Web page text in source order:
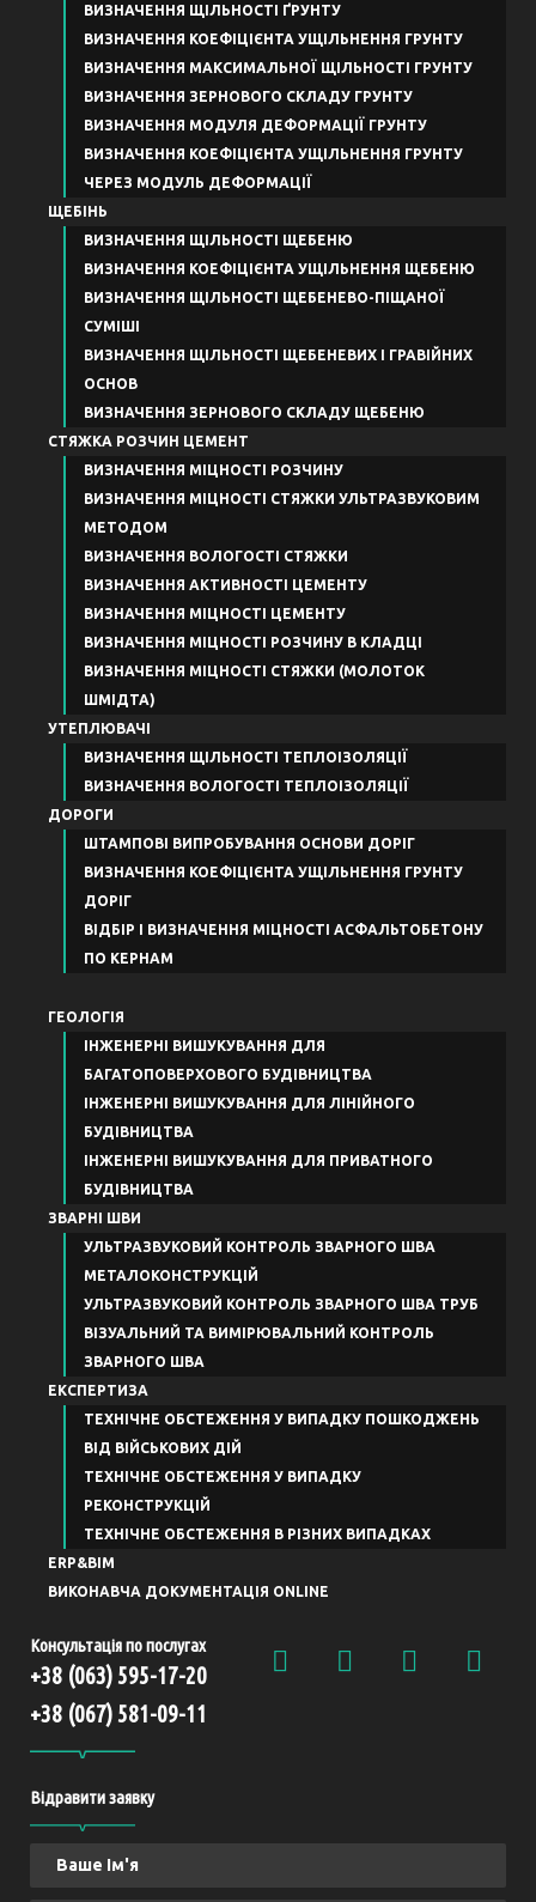
ВИЗНАЧЕННЯ ЩІЛЬНОСТІ ҐРУНТУ
ВИЗНАЧЕННЯ КОЕФІЦІЄНТА УЩІЛЬНЕННЯ ГРУНТУ
ВИЗНАЧЕННЯ МАКСИМАЛЬНОЇ ЩІЛЬНОСТІ ГРУНТУ
ВИЗНАЧЕННЯ ЗЕРНОВОГО СКЛАДУ ГРУНТУ
ВИЗНАЧЕННЯ МОДУЛЯ ДЕФОРМАЦІЇ ГРУНТУ
ВИЗНАЧЕННЯ КОЕФІЦІЄНТА УЩІЛЬНЕННЯ ГРУНТУ
ЧЕРЕЗ МОДУЛЬ ДЕФОРМАЦІЇ
ЩЕБІНЬ
ВИЗНАЧЕННЯ ЩІЛЬНОСТІ ЩЕБЕНЮ
ВИЗНАЧЕННЯ КОЕФІЦІЄНТА УЩІЛЬНЕННЯ ЩЕБЕНЮ
ВИЗНАЧЕННЯ ЩІЛЬНОСТІ ЩЕБЕНЕВО-ПІЩАНОЇ
СУМІШІ
ВИЗНАЧЕННЯ ЩІЛЬНОСТІ ЩЕБЕНЕВИХ І ГРАВІЙНИХ
ОСНОВ
ВИЗНАЧЕННЯ ЗЕРНОВОГО СКЛАДУ ЩЕБЕНЮ
СТЯЖКА РОЗЧИН ЦЕМЕНТ
ВИЗНАЧЕННЯ МІЦНОСТІ РОЗЧИНУ
ВИЗНАЧЕННЯ МІЦНОСТІ СТЯЖКИ УЛЬТРАЗВУКОВИМ
МЕТОДОМ
ВИЗНАЧЕННЯ ВОЛОГОСТІ СТЯЖКИ
ВИЗНАЧЕННЯ АКТИВНОСТІ ЦЕМЕНТУ
ВИЗНАЧЕННЯ МІЦНОСТІ ЦЕМЕНТУ
ВИЗНАЧЕННЯ МІЦНОСТІ РОЗЧИНУ В КЛАДЦІ
ВИЗНАЧЕННЯ МІЦНОСТІ СТЯЖКИ (МОЛОТОК
ШМІДТА)
УТЕПЛЮВАЧІ
ВИЗНАЧЕННЯ ЩІЛЬНОСТІ ТЕПЛОІЗОЛЯЦІЇ
ВИЗНАЧЕННЯ ВОЛОГОСТІ ТЕПЛОІЗОЛЯЦІЇ
ДОРОГИ
ШТАМПОВІ ВИПРОБУВАННЯ ОСНОВИ ДОРІГ
ВИЗНАЧЕННЯ КОЕФІЦІЄНТА УЩІЛЬНЕННЯ ГРУНТУ
ДОРІГ
ВІДБІР І ВИЗНАЧЕННЯ МІЦНОСТІ АСФАЛЬТОБЕТОНУ
ПО КЕРНАМ
ГЕОЛОГІЯ
ІНЖЕНЕРНІ ВИШУКУВАННЯ ДЛЯ
БАГАТОПОВЕРХОВОГО БУДІВНИЦТВА
ІНЖЕНЕРНІ ВИШУКУВАННЯ ДЛЯ ЛІНІЙНОГО
БУДІВНИЦТВА
ІНЖЕНЕРНІ ВИШУКУВАННЯ ДЛЯ ПРИВАТНОГО
БУДІВНИЦТВА
ЗВАРНІ ШВИ
УЛЬТРАЗВУКОВИЙ КОНТРОЛЬ ЗВАРНОГО ШВА
МЕТАЛОКОНСТРУКЦІЙ
УЛЬТРАЗВУКОВИЙ КОНТРОЛЬ ЗВАРНОГО ШВА ТРУБ
ВІЗУАЛЬНИЙ ТА ВИМІРЮВАЛЬНИЙ КОНТРОЛЬ
ЗВАРНОГО ШВА
ЕКСПЕРТИЗА
ТЕХНІЧНЕ ОБСТЕЖЕННЯ У ВИПАДКУ ПОШКОДЖЕНЬ
ВІД ВІЙСЬКОВИХ ДІЙ
ТЕХНІЧНЕ ОБСТЕЖЕННЯ У ВИПАДКУ
РЕКОНСТРУКЦІЙ
ТЕХНІЧНЕ ОБСТЕЖЕННЯ В РІЗНИХ ВИПАДКАХ
ERP&BIM
ВИКОНАВЧА ДОКУМЕНТАЦІЯ ONLINE
Консультація по послугах
+38 (063) 595-17-20
+38 (067) 581-09-11
Відравити заявку